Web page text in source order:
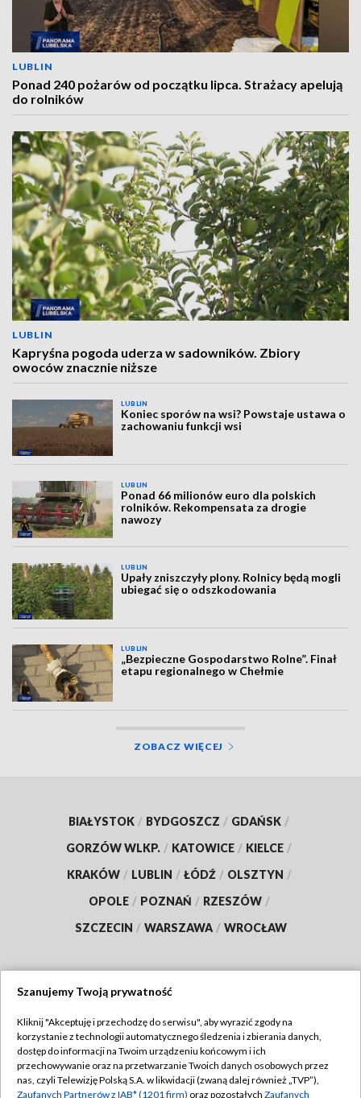
LUBLIN
Ponad 240 pożarów od początku lipca. Strażacy apelują
do rolników
LUBLIN
Kapryśna pogoda uderza w sadowników. Zbiory
owoców znacznie niższe
LUBLIN
Koniec sporów na wsi? Powstaje ustawa o
zachowaniu funkcji wsi
LUBLIN
Ponad 66 milionów euro dla polskich
rolników. Rekompensata za drogie
nawozy
LUBLIN
Upały zniszczyły plony. Rolnicy będą mogli
ubiegać się o odszkodowania
LUBLIN
„Bezpieczne Gospodarstwo Rolne”. Finał
etapu regionalnego w Chełmie
ZOBACZ WIĘCEJ
BIAŁYSTOK / BYDGOSZCZ / GDAŃSK /
GORZÓW WLKP. / KATOWICE / KIELCE /
KRAKÓW / LUBLIN / ŁÓDŹ / OLSZTYN /
OPOLE / POZNAŃ / RZESZÓW /
SZCZECIN / WARSZAWA / WROCŁAW
TVP
Abonament TVP
Emisja w TVP
Regulamin TVP
Szanujemy Twoją prywatność
Kliknij "Akceptuję i przechodzę do serwisu", aby wyrazić zgody na
korzystanie z technologii automatycznego śledzenia i zbierania danych,
dostęp do informacji na Twoim urządzeniu końcowym i ich
przechowywanie oraz na przetwarzanie Twoich danych osobowych przez
nas, czyli Telewizję Polską S.A. w likwidacji (zwaną dalej również „TVP”),
Zaufanych Partnerów z IAB* (1201 firm) oraz pozostałych Zaufanych